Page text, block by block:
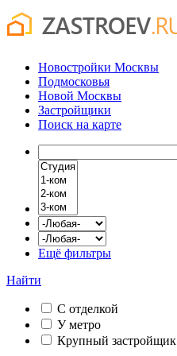
Новостройки Москвы
Подмосковья
Новой Москвы
Застройщики
Поиск на карте
Ещё фильтры
Найти
С отделкой
У метро
Крупный застройщик